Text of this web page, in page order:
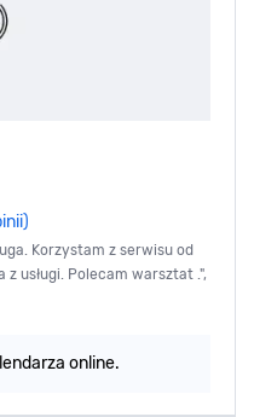
Korzystam z serwisu od
usługi. Polecam warsztat .",
online.